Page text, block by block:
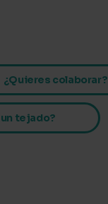
¿Quieres colaborar?
tejado?